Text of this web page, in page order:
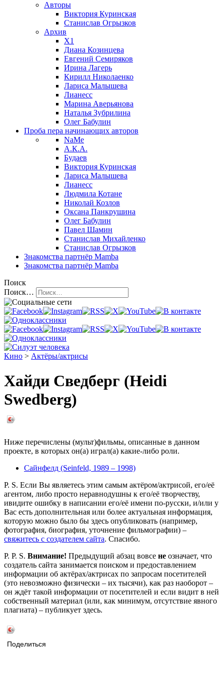
Авторы
Виктория Куринская
Станислав Огрызков
Архив
X1
Диана Козинцева
Евгений Семиряков
Ирина Лагерь
Кирилл Николаенко
Лариса Малышева
Лианесс
Марина Аверьянова
Наталья Зубрилина
Олег Бабулин
Проба пера начинающих авторов
NaMe
А.К.А.
Будаев
Виктория Куринская
Лариса Малышева
Лианесс
Людмила Котане
Николай Козлов
Оксана Панкрушина
Олег Бабулин
Павел Шамин
Станислав Михайленко
Станислав Огрызков
Знакомства партнёр Mamba
Знакомства партнёр Mamba
Поиск
Поиск…
Кино > Актёры/актрисы
Хайди Сведберг (Heidi
Swedberg)
Ниже перечислены (мульт)фильмы, описанные в данном
проекте, в которых он(а) играл(а) какие-либо роли.
Сайнфелд (Seinfeld, 1989 – 1998)
P. S. Если Вы являетесь этим самым актёром/актрисой, его/её
агентом, либо просто неравнодушны к его/её творчеству,
ивидите ошибку в написании его/её имени по-русски, и/или у
Вас есть дополнительная или более актуальная информация,
которую можно было бы здесь опубликовать (например,
фотография, биография, уточнение фильмографии) –
свяжитесь с создателем сайта. Спасибо.
P. P. S. Внимание! Предыдущий абзац вовсе не означает, что
создатель сайта занимается поиском и предоставлением
информации об актёрах/актрисах по запросам посетителей
(это невозможно физически – их тысячи), как раз наоборот –
он ждёт такой информации от посетителей и если видит в ней
собственный материал (или, как минимум, отсутствие явного
плагиата) – публикует здесь.
Поделиться